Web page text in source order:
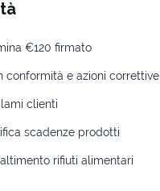
€120 firmato
conformità e azioni correttive
clienti
scadenze prodotti
rifiuti alimentari